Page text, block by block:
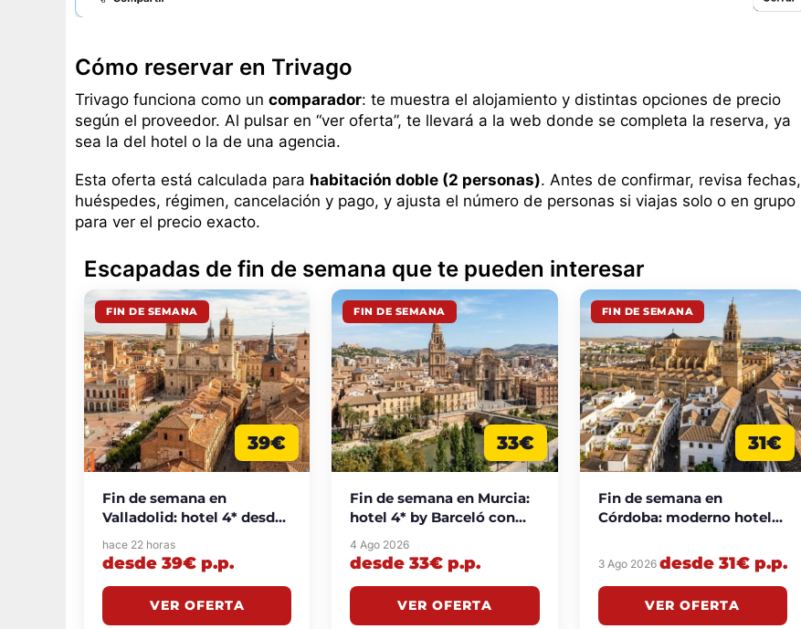
Cómo reservar en Trivago
Trivago funciona como un comparador: te muestra el alojamiento y distintas opciones de precio
según el proveedor. Al pulsar en “ver oferta”, te llevará a la web donde se completa la reserva, ya
sea la del hotel o la de una agencia.
Esta oferta está calculada para habitación doble (2 personas). Antes de confirmar, revisa fechas,
huéspedes, régimen, cancelación y pago, y ajusta el número de personas si viajas solo o en grupo
para ver el precio exacto.
Escapadas de fin de semana que te pueden interesar
FIN DE SEMANA
39€
Fin de semana en
Valladolid: hotel 4* desde
39€ p.p./noche
hace 22 horas
desde 39€ p.p.
VER OFERTA
FIN DE SEMANA
33€
Fin de semana en Murcia:
hotel 4* by Barceló con
piscina desde 33€
p.p./noche
4 Ago 2026
desde 33€ p.p.
VER OFERTA
FIN DE SEMANA
31€
Fin de semana en
Córdoba: moderno hotel
p.p./noche
3 Ago 2026 desde 31€ p.p.
VER OFERTA